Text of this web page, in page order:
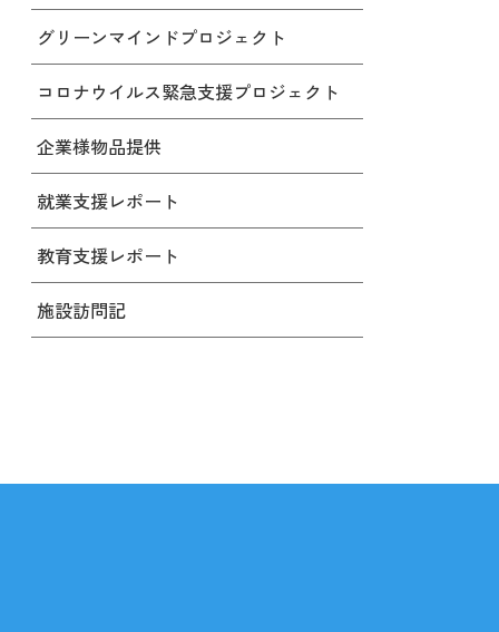
グリーンマインドプロジェクト
コロナウイルス緊急支援プロジェクト
企業様物品提供
就業支援レポート
教育支援レポート
施設訪問記